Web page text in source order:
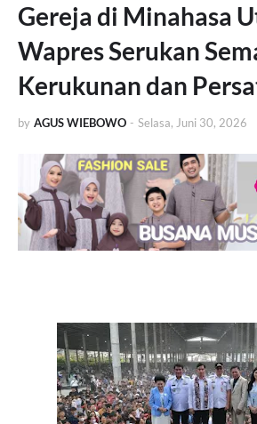
Gereja di Minahasa
Wapres Serukan
Kerukunan dan
by AGUS WIEBOWO - Selasa, Juni 30, 2026